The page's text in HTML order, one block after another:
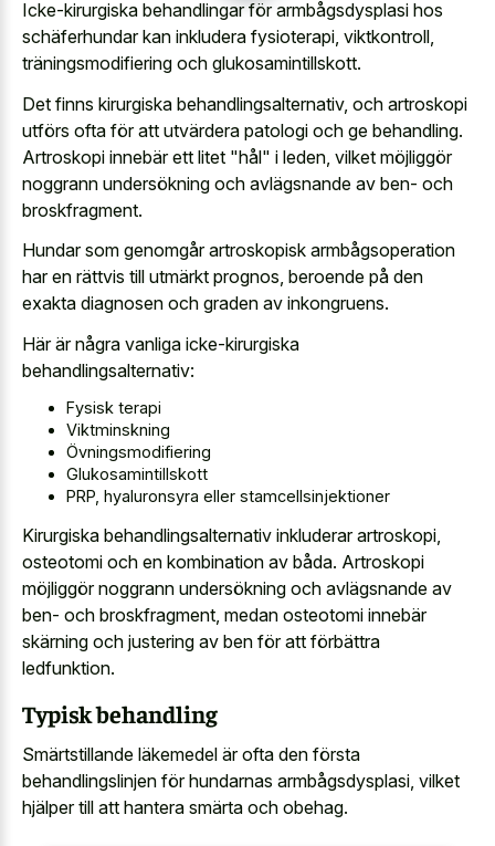
Icke-kirurgiska behandlingar för armbågsdysplasi hos
schäferhundar kan inkludera fysioterapi, viktkontroll,
träningsmodifiering och glukosamintillskott.
Det finns kirurgiska behandlingsalternativ, och artroskopi
utförs ofta för att utvärdera patologi och ge behandling.
Artroskopi innebär ett litet "hål" i leden, vilket möjliggör
noggrann undersökning och avlägsnande av ben- och
broskfragment.
Hundar som genomgår artroskopisk armbågsoperation
har en rättvis till utmärkt prognos, beroende på den
exakta diagnosen och graden av inkongruens.
Här är några vanliga icke-kirurgiska
behandlingsalternativ:
Fysisk terapi
Viktminskning
Övningsmodifiering
Glukosamintillskott
PRP, hyaluronsyra eller stamcellsinjektioner
Kirurgiska behandlingsalternativ inkluderar artroskopi,
osteotomi och en kombination av båda. Artroskopi
möjliggör noggrann undersökning och avlägsnande av
ben- och broskfragment, medan osteotomi innebär
skärning och justering av ben för att förbättra
ledfunktion.
Typisk behandling
Smärtstillande läkemedel är ofta den första
behandlingslinjen för hundarnas armbågsdysplasi, vilket
hjälper till att hantera smärta och obehag.